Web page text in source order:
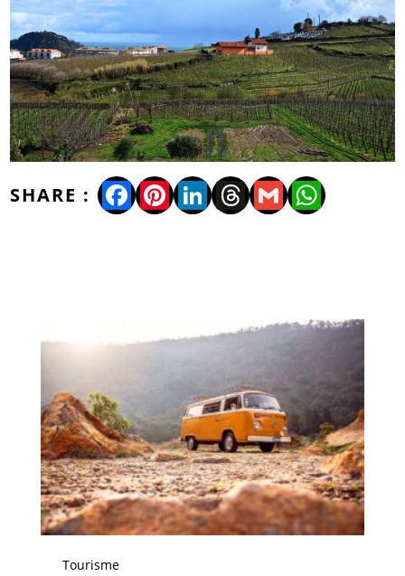
Facebook
Pinterest
LinkedIn
Threads
Gmail
Tourisme